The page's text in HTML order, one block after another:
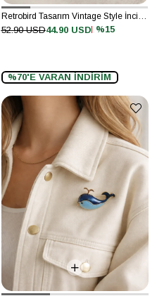
Retrobird Tasarım Vintage Style İnci - Sarı Renkli Küpe
%15
44.90 USD
52.90 USD
%70'E VARAN İNDİRİM